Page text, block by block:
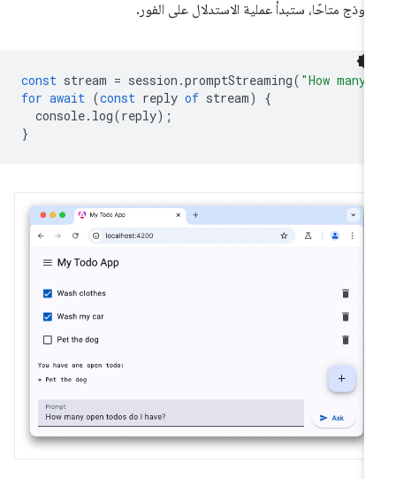
متاحًا، ستبدأ عملية الاستدلال على الفور.
const stream = session.promptStreaming("How
for await (const reply of stream
console.log(reply